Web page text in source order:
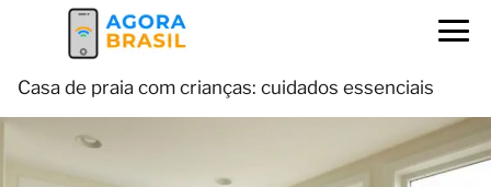
Casa de praia com crianças: cuidados essenciais